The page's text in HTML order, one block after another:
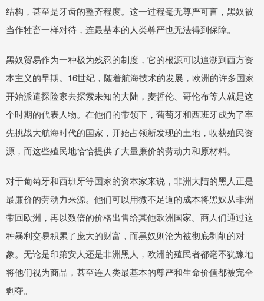
结构，甚至是牙齿的整齐程度。这一过程毫无尊严可言，黑奴被
当作牲畜一样对待，连最基本的人类尊严也无法得到保障。
黑奴贸易作为一种极为残忍的制度，它的根源可以追溯到西方资
本主义的早期。16世纪，随着航海技术的发展，欧洲的许多国家
开始派遣探险家去探索未知的大陆，麦哲伦、哥伦布等人就是这
个时期的代表人物。在他们的带领下，葡萄牙和西班牙成为了率
先挑战大航海时代的国家，开始占领新发现的土地，收获殖民资
源，而这些殖民地恰恰提供了大量廉价的劳动力和原材料。
对于葡萄牙和西班牙等国家的资本家来说，非洲大陆的黑人正是
最廉价的劳动力来源。他们可以用微不足道的成本将黑奴从非洲
带回欧洲，再以数倍的价格出售给其他欧洲国家。商人们通过这
种暴利交易积累了庞大的财富，而黑奴则沦为被彻底剥削的对
象。无论是印第安人还是非洲黑人，欧洲的殖民者都毫不犹豫地
将他们视为商品，甚至连人类最基本的尊严和生命价值都被完全
剥夺。